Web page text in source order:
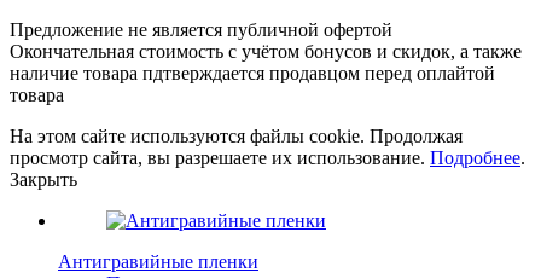
Предложение не является публичной офертой
Окончательная стоимость с учётом бонусов и скидок, а также
наличие товара пдтверждается продавцом перед оплайтой
товара
На этом сайте используются файлы cookie. Продолжая
просмотр сайта, вы разрешаете их использование. Подробнее.
Закрыть
Антигравийные пленки